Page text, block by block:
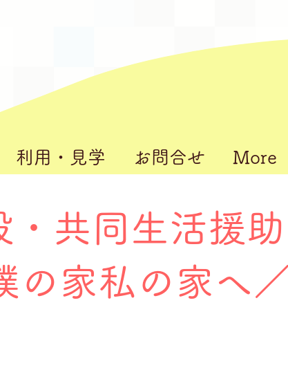
利用・見学 お問合せ More
・共同生活援助
の家私の家へ／